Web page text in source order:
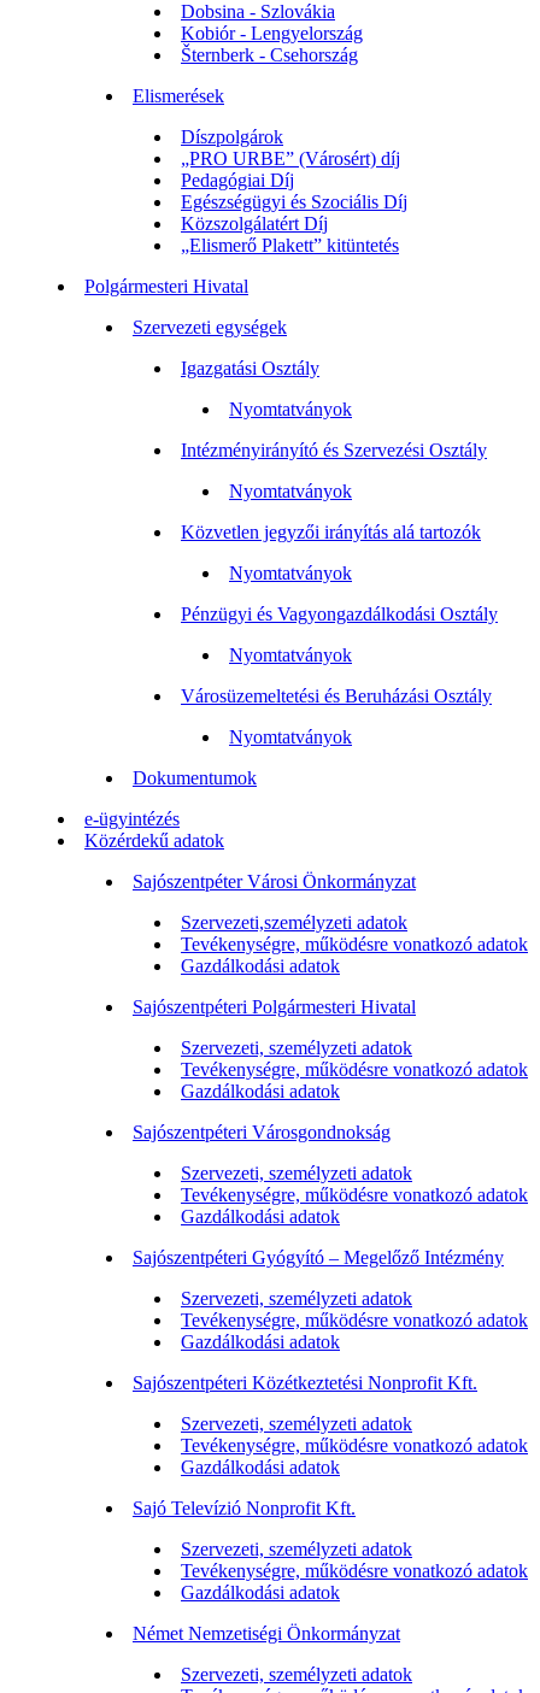
Dobsina - Szlovákia
Kobiór - Lengyelország
Šternberk - Csehország
Elismerések
Díszpolgárok
„PRO URBE” (Városért) díj
Pedagógiai Díj
Egészségügyi és Szociális Díj
Közszolgálatért Díj
„Elismerő Plakett” kitüntetés
Polgármesteri Hivatal
Szervezeti egységek
Igazgatási Osztály
Nyomtatványok
Intézményirányító és Szervezési Osztály
Nyomtatványok
Közvetlen jegyzői irányítás alá tartozók
Nyomtatványok
Pénzügyi és Vagyongazdálkodási Osztály
Nyomtatványok
Városüzemeltetési és Beruházási Osztály
Nyomtatványok
Dokumentumok
e-ügyintézés
Közérdekű adatok
Sajószentpéter Városi Önkormányzat
Szervezeti,személyzeti adatok
Tevékenységre, működésre vonatkozó adatok
Gazdálkodási adatok
Sajószentpéteri Polgármesteri Hivatal
Szervezeti, személyzeti adatok
Tevékenységre, működésre vonatkozó adatok
Gazdálkodási adatok
Sajószentpéteri Városgondnokság
Szervezeti, személyzeti adatok
Tevékenységre, működésre vonatkozó adatok
Gazdálkodási adatok
Sajószentpéteri Gyógyító – Megelőző Intézmény
Szervezeti, személyzeti adatok
Tevékenységre, működésre vonatkozó adatok
Gazdálkodási adatok
Sajószentpéteri Közétkeztetési Nonprofit Kft.
Szervezeti, személyzeti adatok
Tevékenységre, működésre vonatkozó adatok
Gazdálkodási adatok
Sajó Televízió Nonprofit Kft.
Szervezeti, személyzeti adatok
Tevékenységre, működésre vonatkozó adatok
Gazdálkodási adatok
Német Nemzetiségi Önkormányzat
Szervezeti, személyzeti adatok